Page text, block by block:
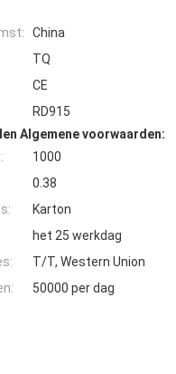
China
TQ
CE
RD915
Algemene voorwaarden:
1000
0.38
Karton
het 25 werkdag
T/T, Western Union
50000 per dag